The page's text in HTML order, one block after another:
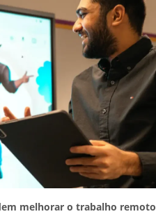
melhorar o trabalho remoto